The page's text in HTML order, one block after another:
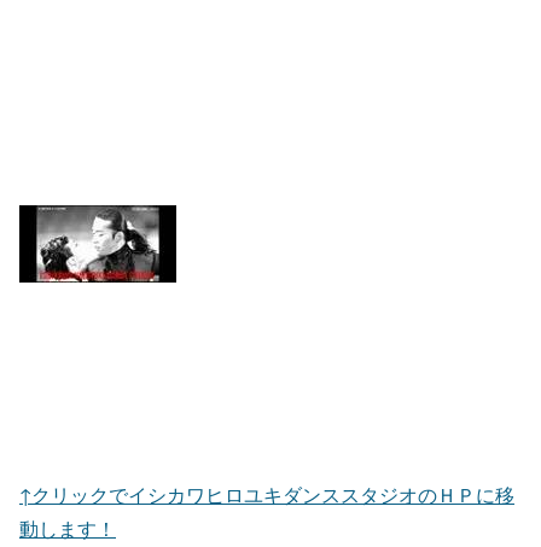
↑クリックでイシカワヒロユキダンススタジオのＨＰに移
動します！